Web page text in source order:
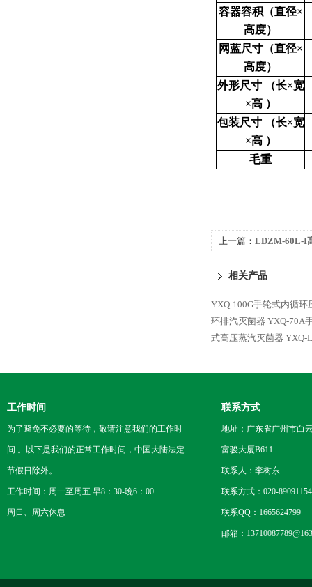
容器容积（直径×
高度）
网蓝尺寸（直径×
高度）
外形尺寸 （长×宽
×高 ）
包装尺寸 （长×宽
×高 ）
毛重
上一篇： LDZM-60L-I
相关产品
YXQ-100G手轮式内循环
环排汽灭菌器 YXQ-70A
式高压蒸汽灭菌器 YXQ-
工作时间
为了避免不必要的等待，敬请注意我们的工作时
间 。以下是我们的正常工作时间，中国大陆法定
节假日除外。
工作时间：周一至周五 早8：30-晚6：00
周日、周六休息
联系方式
地址：广东省广州市白
富骏大厦B611
联系人：李树东
联系方式：020-89091154
联系QQ：1665624799
邮箱：